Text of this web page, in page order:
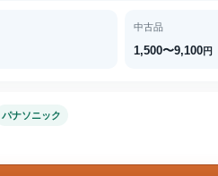
中古品
1,500〜9,100円
パナソニック